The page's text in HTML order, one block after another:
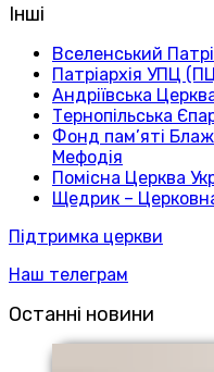
Інші
Вселенський
Патріархія УПЦ
Андріївська
Тернопільська
Фонд пам’яті
Мефодія
Помісна Церква
Щедрик –
Підтримка церкви
Наш телеграм
Останні новини